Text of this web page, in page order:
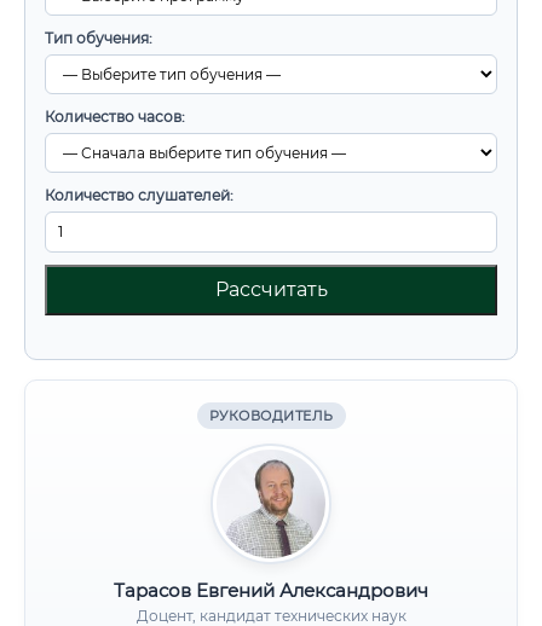
Тип обучения:
Количество часов:
Количество слушателей:
Рассчитать
РУКОВОДИТЕЛЬ
Тарасов Евгений Александрович
Доцент, кандидат технических наук